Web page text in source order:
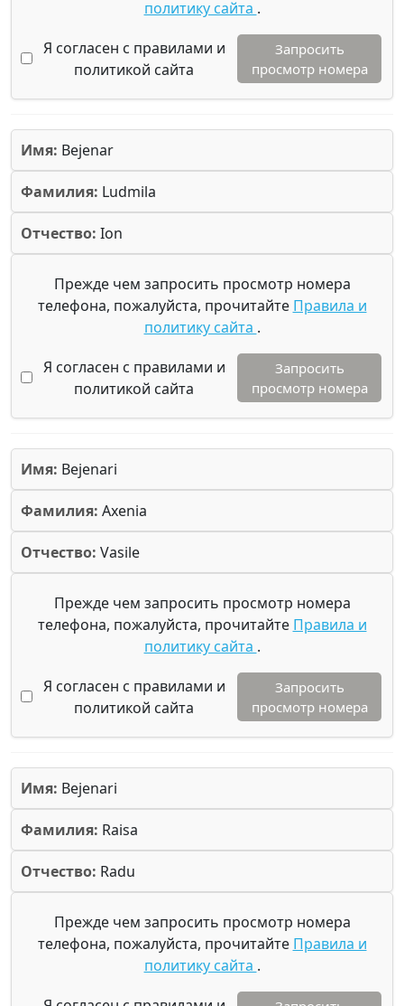
политику сайта .
Я согласен с правилами и
политикой сайта
Запросить
просмотр номера
Имя: Bejenar
Фамилия: Ludmila
Отчество: Ion
Прежде чем запросить просмотр номера
телефона, пожалуйста, прочитайте Правила и
политику сайта .
Я согласен с правилами и
политикой сайта
Запросить
просмотр номера
Имя: Bejenari
Фамилия: Axenia
Отчество: Vasile
Прежде чем запросить просмотр номера
телефона, пожалуйста, прочитайте Правила и
политику сайта .
Я согласен с правилами и
политикой сайта
Запросить
просмотр номера
Имя: Bejenari
Фамилия: Raisa
Отчество: Radu
Прежде чем запросить просмотр номера
телефона, пожалуйста, прочитайте Правила и
политику сайта .